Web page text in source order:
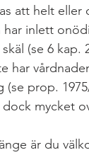
att helt eller
inlett
(se 6 kap.
har
prop.
mycket
är du